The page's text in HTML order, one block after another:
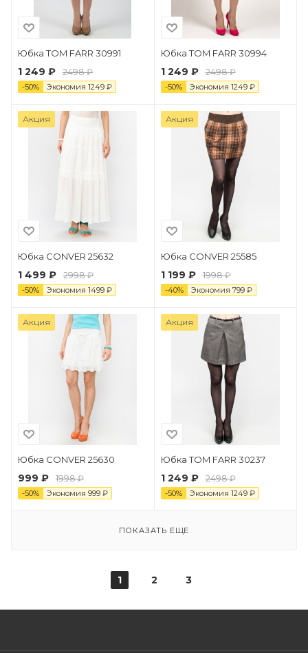
Юбка TOM FARR 30991
1 249 ₽ 2498 ₽
-50% Экономия 1249 ₽
Юбка TOM FARR 30994
1 249 ₽ 2498 ₽
-50% Экономия 1249₽
Акция
Юбка CONVER 25632
1 499 ₽ 2998 ₽
-50% Экономия 1499 ₽
Акция
Юбка CONVER 25585
1 199 ₽ 1998 ₽
-40% Экономия 799₽
Акция
Юбка CONVER 25630
999 ₽ 1998 ₽
-50% Экономия 999 ₽
Акция
Юбка TOM FARR 30237
1 249 ₽ 2498 ₽
-50% Экономия 1249₽
ПОКАЗАТЬ ЕЩЕ
1 2 3